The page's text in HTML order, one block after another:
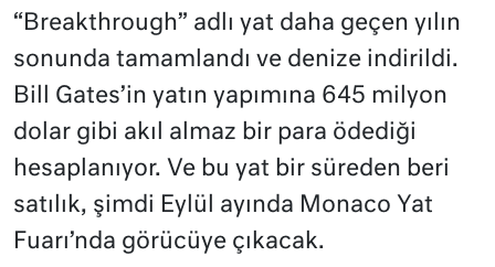
“Breakthrough” adlı yat daha geçen yılın
sonunda tamamlandı ve denize indirildi.
Bill Gates’in yatın yapımına 645 milyon
dolar gibi akıl almaz bir para ödediği
hesaplanıyor. Ve bu yat bir süreden beri
satılık, şimdi Eylül ayında Monaco Yat
Fuarı’nda görücüye çıkacak.